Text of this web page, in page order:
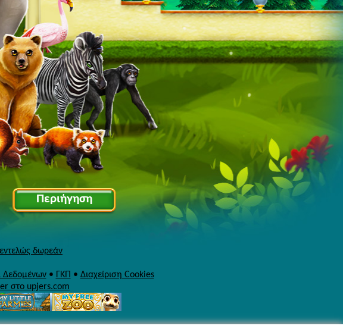
Περιήγηση
εντελώς δωρεάν
Δεδομένων• ΓΚΠ • Διαχείριση Cookies
στο upjers.com